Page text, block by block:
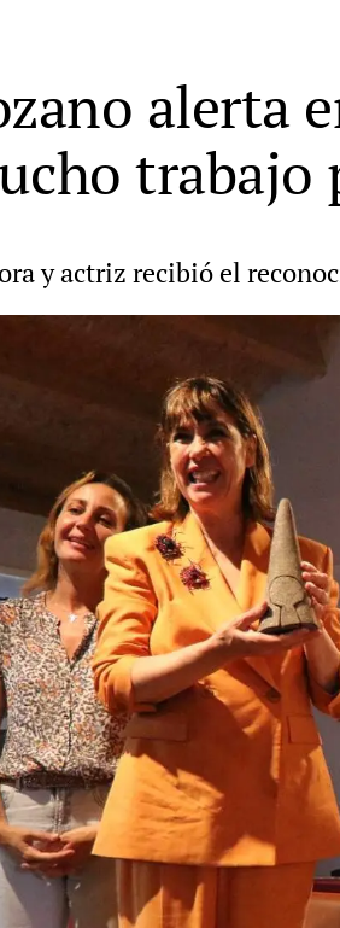
alerta
trabajo
y actriz recibió el